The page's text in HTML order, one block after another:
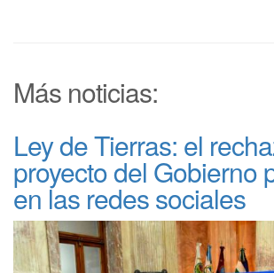
Más noticias:
Ley de Tierras: el
proyecto del Gobierno
en las redes sociales